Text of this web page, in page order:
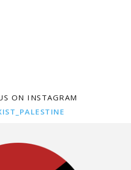
ON INSTAGRAM